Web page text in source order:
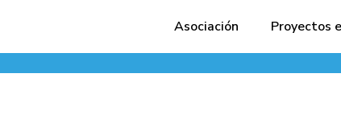
Asociación Proyectos